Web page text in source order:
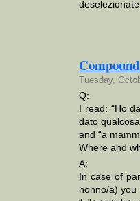
Tuesday,
Q:
I read: “Ho
dato qualcosa
and “a
Where and
A:
In case of
nonno/a) you